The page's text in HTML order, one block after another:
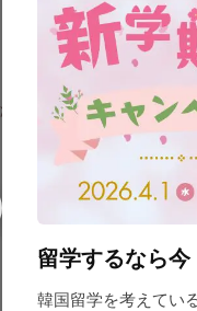
冷蔵庫(ツードア式) 電子レ
共同設備
留学するなら
韓国留学を考えてい